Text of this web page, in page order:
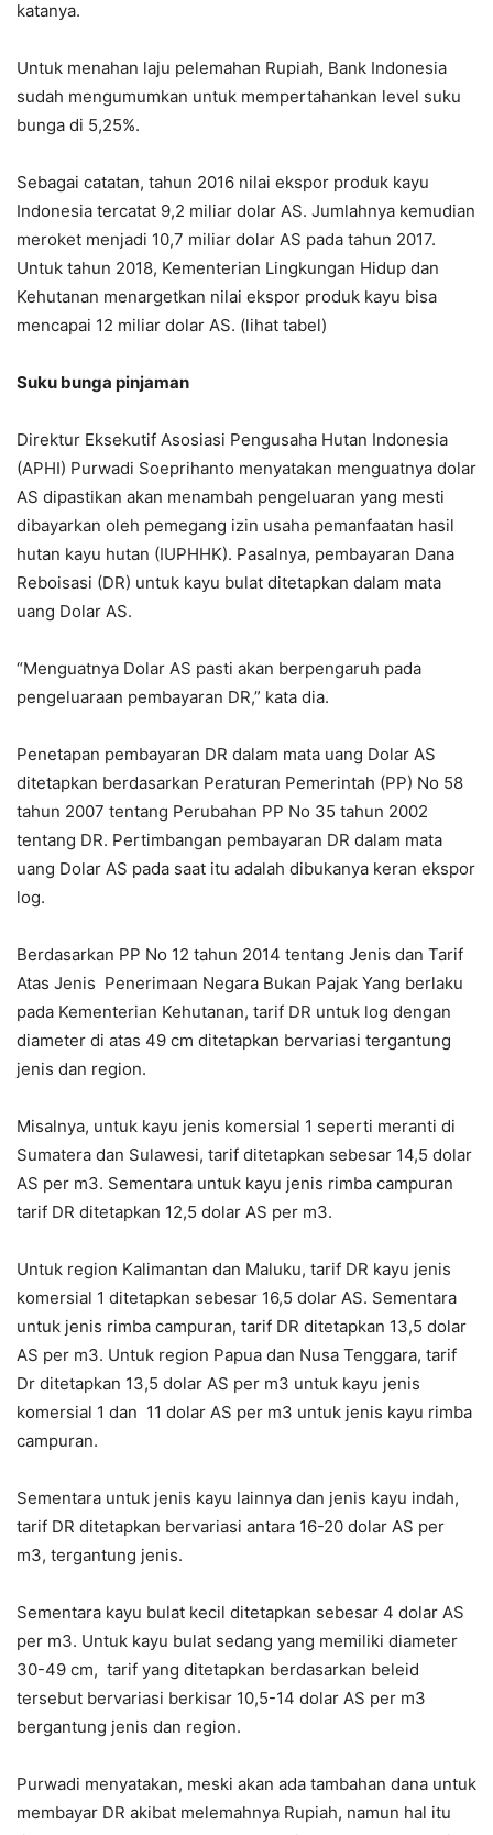
katanya.
Untuk menahan laju pelemahan Rupiah, Bank Indonesia
sudah mengumumkan untuk mempertahankan level suku
bunga di 5,25%.
Sebagai catatan, tahun 2016 nilai ekspor produk kayu
Indonesia tercatat 9,2 miliar dolar AS. Jumlahnya kemudian
meroket menjadi 10,7 miliar dolar AS pada tahun 2017.
Untuk tahun 2018, Kementerian Lingkungan Hidup dan
Kehutanan menargetkan nilai ekspor produk kayu bisa
mencapai 12 miliar dolar AS. (lihat tabel)
Suku bunga pinjaman
Direktur Eksekutif Asosiasi Pengusaha Hutan Indonesia
(APHI) Purwadi Soeprihanto menyatakan menguatnya dolar
AS dipastikan akan menambah pengeluaran yang mesti
dibayarkan oleh pemegang izin usaha pemanfaatan hasil
hutan kayu hutan (IUPHHK). Pasalnya, pembayaran Dana
Reboisasi (DR) untuk kayu bulat ditetapkan dalam mata
uang Dolar AS.
“Menguatnya Dolar AS pasti akan berpengaruh pada
pengeluaraan pembayaran DR,” kata dia.
Penetapan pembayaran DR dalam mata uang Dolar AS
ditetapkan berdasarkan Peraturan Pemerintah (PP) No 58
tahun 2007 tentang Perubahan PP No 35 tahun 2002
tentang DR. Pertimbangan pembayaran DR dalam mata
uang Dolar AS pada saat itu adalah dibukanya keran ekspor
log.
Berdasarkan PP No 12 tahun 2014 tentang Jenis dan Tarif
Atas Jenis Penerimaan Negara Bukan Pajak Yang berlaku
pada Kementerian Kehutanan, tarif DR untuk log dengan
diameter di atas 49 cm ditetapkan bervariasi tergantung
jenis dan region.
Misalnya, untuk kayu jenis komersial 1 seperti meranti di
Sumatera dan Sulawesi, tarif ditetapkan sebesar 14,5 dolar
AS per m3. Sementara untuk kayu jenis rimba campuran
tarif DR ditetapkan 12,5 dolar AS per m3.
Untuk region Kalimantan dan Maluku, tarif DR kayu jenis
komersial 1 ditetapkan sebesar 16,5 dolar AS. Sementara
untuk jenis rimba campuran, tarif DR ditetapkan 13,5 dolar
AS per m3. Untuk region Papua dan Nusa Tenggara, tarif
Dr ditetapkan 13,5 dolar AS per m3 untuk kayu jenis
komersial 1 dan 11 dolar AS per m3 untuk jenis kayu rimba
campuran.
Sementara untuk jenis kayu lainnya dan jenis kayu indah,
tarif DR ditetapkan bervariasi antara 16-20 dolar AS per
m3, tergantung jenis.
Sementara kayu bulat kecil ditetapkan sebesar 4 dolar AS
per m3. Untuk kayu bulat sedang yang memiliki diameter
30-49 cm, tarif yang ditetapkan berdasarkan beleid
tersebut bervariasi berkisar 10,5-14 dolar AS per m3
bergantung jenis dan region.
Purwadi menyatakan, meski akan ada tambahan dana untuk
membayar DR akibat melemahnya Rupiah, namun hal itu